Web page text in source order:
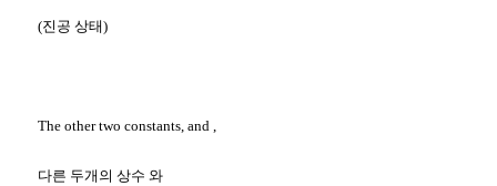
(진공 상태)
The other two constants, and ,
다른 두개의 상수 와